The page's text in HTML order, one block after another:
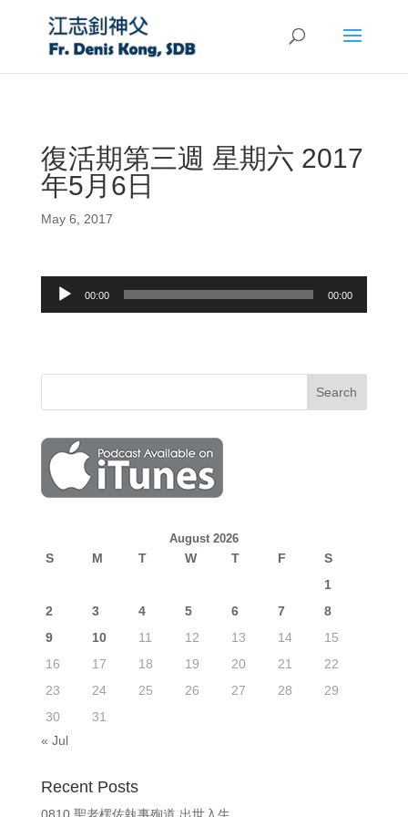
復活期第三週 星期六 2017
年5月6日
May 6, 2017
Audio
00:00 00:00
August 2026
S M T W T F
S
1
2
3 4 5 6 7
8
9
10 11 12 13 14
15
16
17 18 19 20 21
22
23
24 25 26 27 28
29
30
31
« Jul
Recent Posts